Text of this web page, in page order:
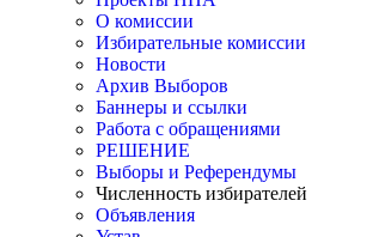
О комиссии
Избирательные комиссии
Новости
Архив Выборов
Баннеры и ссылки
Работа с обращениями
РЕШЕНИЕ
Выборы и Референдумы
Численность избирателей
Объявления